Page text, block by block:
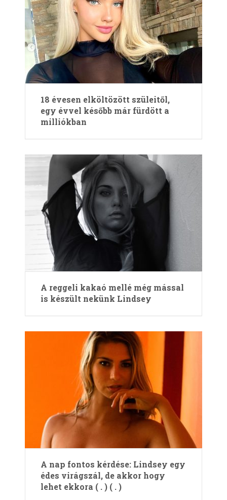
18 évesen elköltözött szüleitől,
egy évvel később már fürdött a
milliókban
A reggeli kakaó mellé még mással
is készült nekünk Lindsey
A nap fontos kérdése: Lindsey egy
édes virágszál, de akkor hogy
lehet ekkora ( . ) ( . )